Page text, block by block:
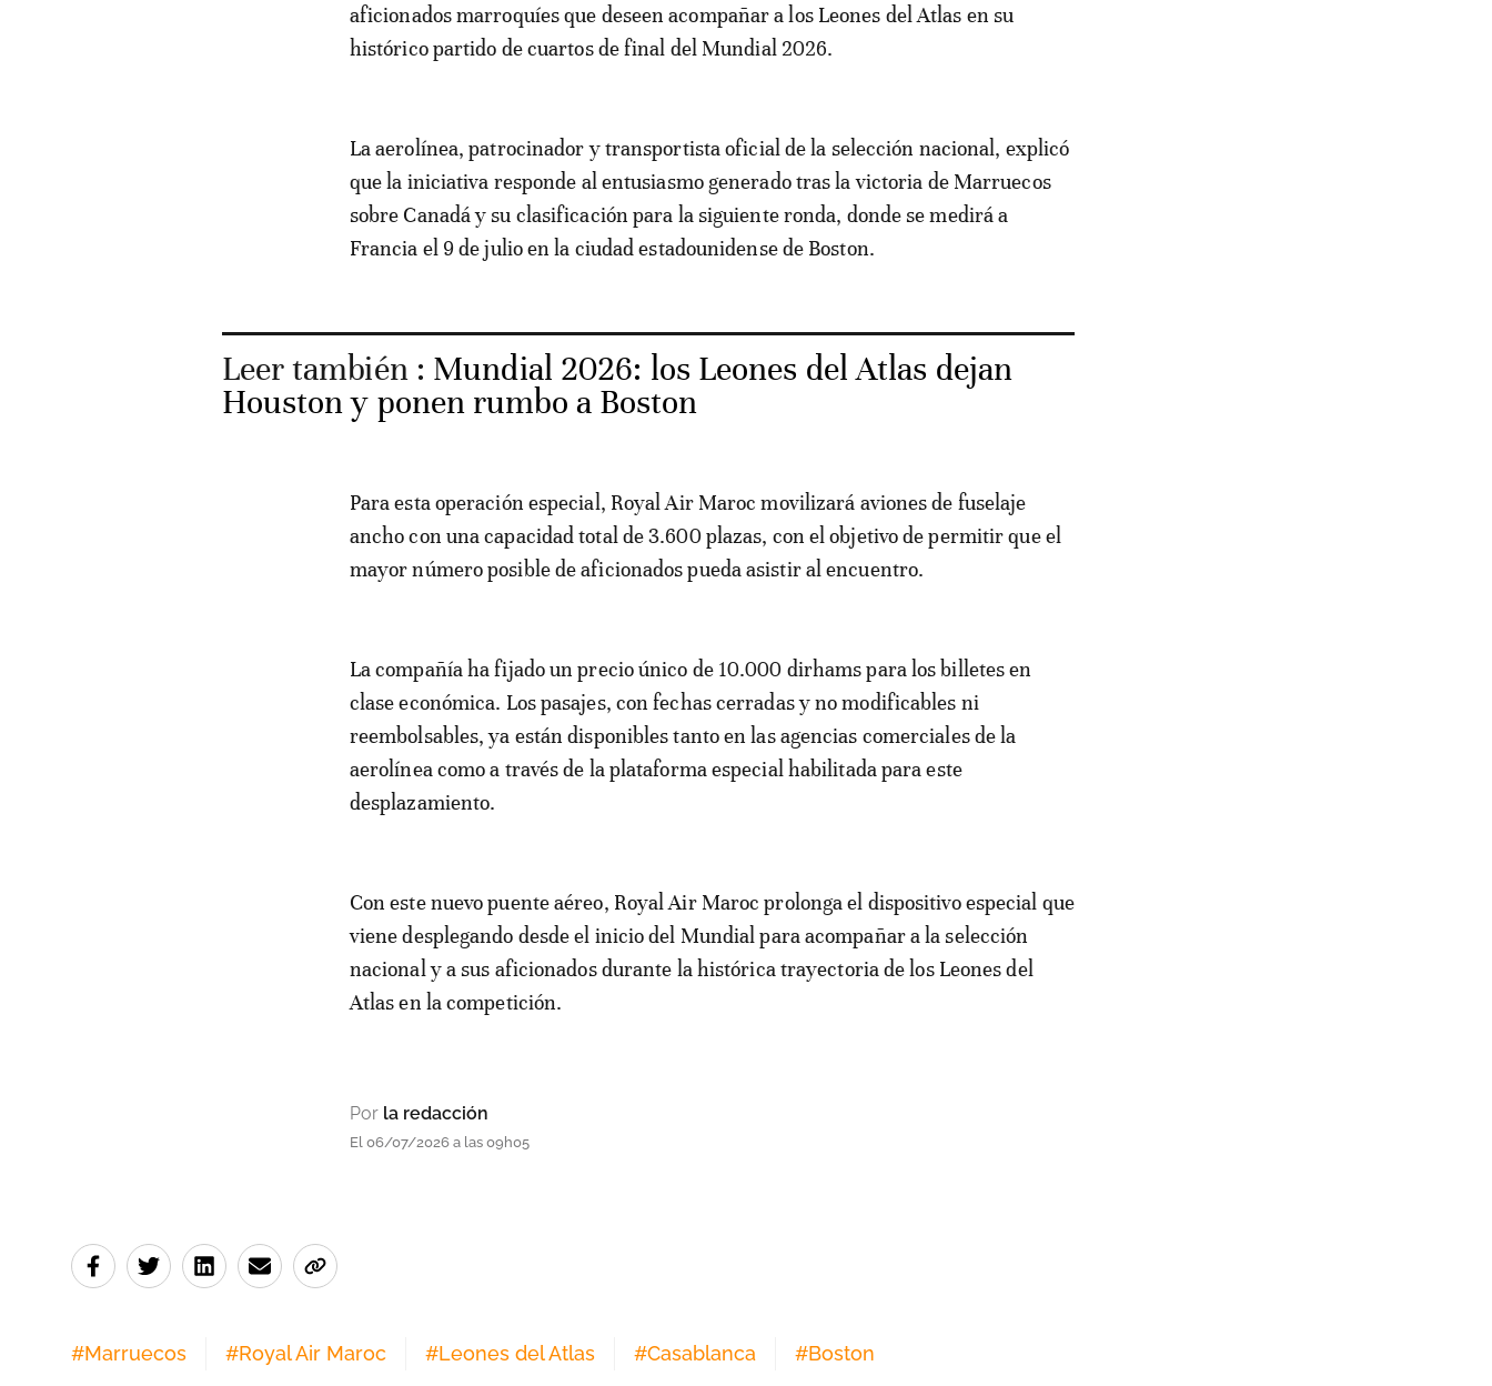
aficionados marroquíes que deseen acompañar a los Leones del Atlas en su
histórico partido de cuartos de final del Mundial 2026.
La aerolínea, patrocinador y transportista oficial de la selección nacional, explicó
que la iniciativa responde al entusiasmo generado tras la victoria de Marruecos
sobre Canadá y su clasificación para la siguiente ronda, donde se medirá a
Francia el 9 de julio en la ciudad estadounidense de Boston.
Leer también : Mundial 2026: los Leones del Atlas dejan
Houston y ponen rumbo a Boston
Para esta operación especial, Royal Air Maroc movilizará aviones de fuselaje
ancho con una capacidad total de 3.600 plazas, con el objetivo de permitir que el
mayor número posible de aficionados pueda asistir al encuentro.
La compañía ha fijado un precio único de 10.000 dirhams para los billetes en
clase económica. Los pasajes, con fechas cerradas y no modificables ni
reembolsables, ya están disponibles tanto en las agencias comerciales de la
aerolínea como a través de la plataforma especial habilitada para este
desplazamiento.
Con este nuevo puente aéreo, Royal Air Maroc prolonga el dispositivo especial que
viene desplegando desde el inicio del Mundial para acompañar a la selección
nacional y a sus aficionados durante la histórica trayectoria de los Leones del
Atlas en la competición.
Por la redacción
El 06/07/2026 a las 09h05
#Marruecos #Royal Air Maroc #Leones del Atlas #Casablanca #Boston